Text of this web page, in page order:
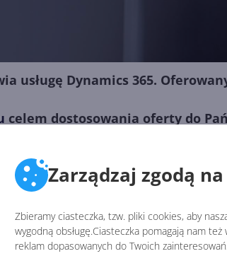
Zarządzaj zgodą
Zbieramy ciasteczka, tzw. pliki cookies, aby
wygodną obsługę.Ciasteczka pomagają nam
reklam dopasowanych do Twoich
usługę Dynamics 365.
celem dostosowania oferty do
moduły systemu